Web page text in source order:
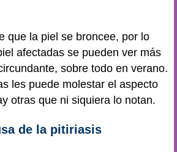
que la piel se broncee, por lo
afectadas se pueden ver más
sobre todo en verano.
les puede molestar el aspecto
otras que ni siquiera lo notan.
de la pitiriasis